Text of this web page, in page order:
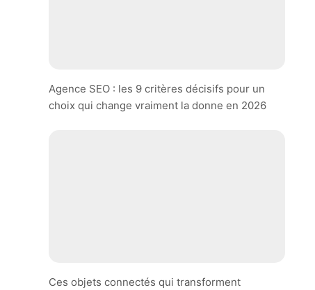
Agence SEO : les 9 critères décisifs pour un
choix qui change vraiment la donne en 2026
Ces objets connectés qui transforment